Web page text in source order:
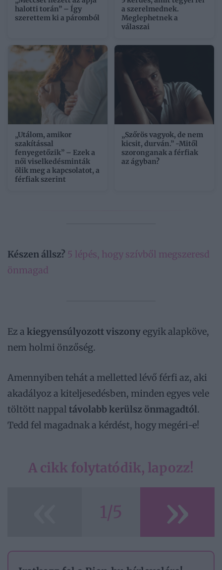
halotti torán” – Így
szerettem ki a páromból
a szerelmednek.
Meglephetnek a
válaszai
„Utálom, amikor
szakítással
fenyegetőzik” – Ezek a
női viselkedésminták
ölik meg a kapcsolatot, a
férfiak szerint
„Szőrös vagyok, de nem
kicsit, durván.” -Mitől
szoronganak a férfiak
az ágyban?
Készen állsz? 5 lépés, hogy szívből megszeresd
önmagad
Ez a kiegyensúlyozott viszonyegyik alapköve,
nem holmi önzőség.
Amennyiben tehát a melletted lévő férfi az, aki
akadályoz a kiteljesedésben, minden egyes vele
töltött nappal távolabb kerülsz önmagadtól.
Tedd fel magadnak a kérdést, hogy megéri-e!
A cikk folytatódik, lapozz!
1/5 »